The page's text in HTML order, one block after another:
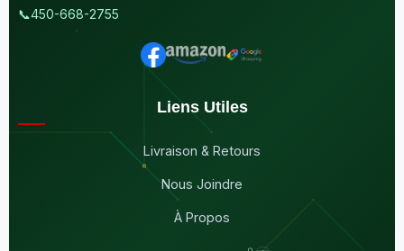
📞450-668-2755
Liens Utiles
Livraison & Retours
Nous Joindre
À Propos